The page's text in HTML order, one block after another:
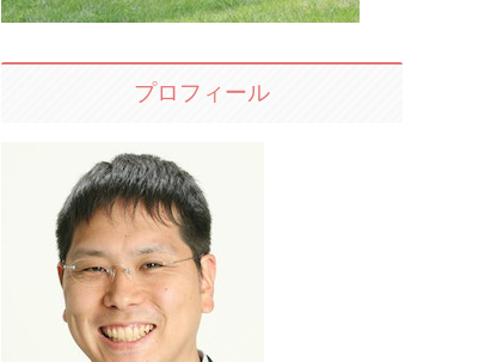
プロフィール